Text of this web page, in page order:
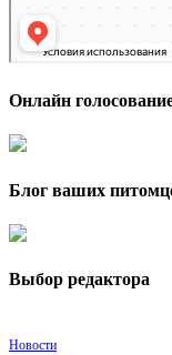
Онлайн
Блог ваших
Выбор редактора
Новости